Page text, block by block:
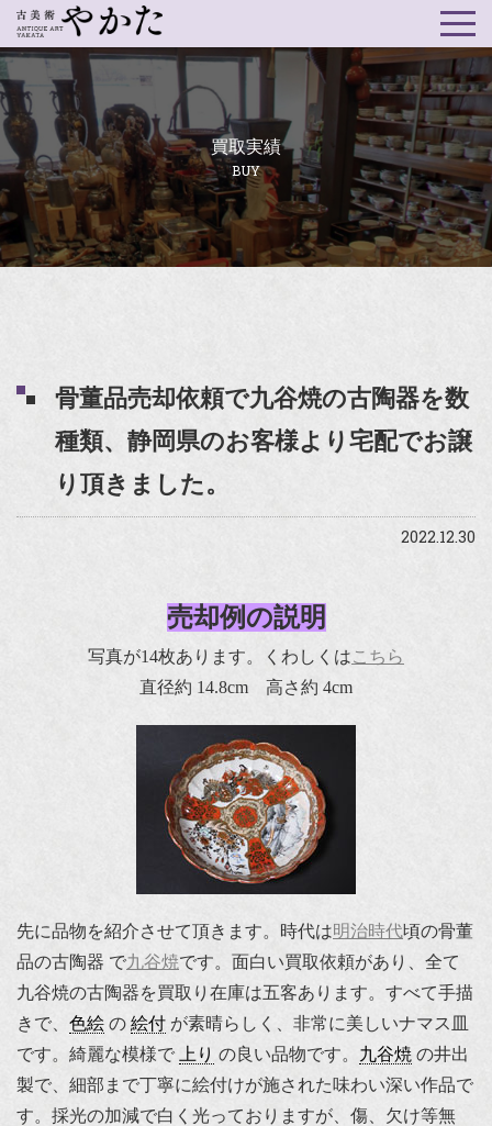
買取実績
BUY
骨董品売却依頼で九谷焼の古陶器を数
種類、静岡県のお客様より宅配でお譲
り頂きました。
2022.12.30
売却例の説明
写真が14枚あります。くわしくはこちら
直径約 14.8cm 高さ約 4cm
先に品物を紹介させて頂きます。時代は明治時代頃の骨董
品の古陶器 で九谷焼です。面白い買取依頼があり、全て
九谷焼の古陶器を買取り在庫は五客あります。すべて手描
きで、 色絵 の 絵付 が素晴らしく、非常に美しいナマス皿
です。綺麗な模様で
上り の良い品物です。 九谷焼 の井出
製で、細部まで丁寧に絵付けが施された味わい深い作品で
す。採光の加減で白く光っておりますが、傷、欠け等無